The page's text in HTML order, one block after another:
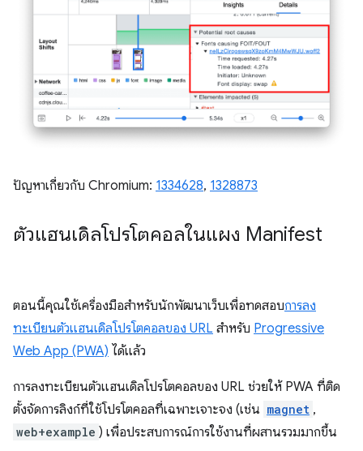
ปัญหาเกี่ยวกับ Chromium: 1334628, 1328873
ตัวแฮนเดิลโปรโตคอลในแผง Manifest
ตอนนี้คุณใช้เครื่องมือสำหรับนักพัฒนาเว็บเพื่อทดสอบการลง
ทะเบียนตัวแฮนเดิลโปรโตคอลของ URL สำหรับ Progressive
Web App (PWA) ได้แล้ว
การลงทะเบียนตัวแฮนเดิลโปรโตคอลของ URL ช่วยให้ PWA ที่ติด
ตั้งจัดการลิงก์ที่ใช้โปรโตคอลที่เฉพาะเจาะจง (เช่น magnet ,
web+example ) เพื่อประสบการณ์การใช้งานที่ผสานรวมมากขึ้น